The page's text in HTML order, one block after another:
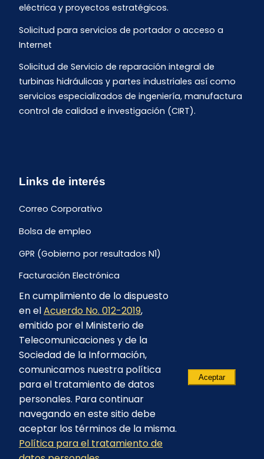
eléctrica y proyectos estratégicos.
Solicitud para servicios de portador o acceso a
Internet
Solicitud de Servicio de reparación integral de
turbinas hidráulicas y partes industriales así como
servicios especializados de ingeniería, manufactura
control de calidad e investigación (CIRT).
Links de interés
Correo Corporativo
Bolsa de empleo
GPR (Gobierno por resultados N1)
Facturación Electrónica
Archivo Histórico de Facturación
Portal Ambiental y Social
Proyecto Geotérmico Chachimbiro
Contratación consultoría mediante “Lista Corta”
Reglamento de Procesos Asociativos
© 2023 - CELEC EP - Todos los derechos
En cumplimiento de lo dispuesto
en elAcuerdo No. 012-2019,
emitido por el Ministerio de
Telecomunicaciones y de la
Sociedad de la Información,
comunicamos nuestra política
para el tratamiento de datos
personales. Para continuar
navegando en este sitio debe
aceptar los términos de la misma.
Política para el tratamiento de
Aceptar